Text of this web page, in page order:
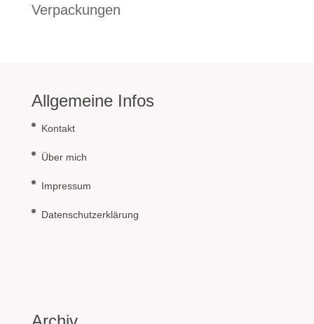
Verpackungen
Allgemeine Infos
Kontakt
Über mich
Impressum
Datenschutzerklärung